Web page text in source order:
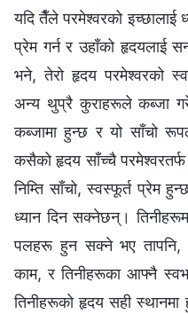
यदि तैँले परमेश्‍वरको इच्छालाई
प्रेम गर्न र उहाँको हृदयलाई
भने, तेरो हृदय परमेश्‍वरको
अन्य थुप्रै कुराहरूले कब्जा
कब्जामा हुन्छ र यो साँचो
कसैको हृदय साँच्‍चै
निम्ति साँचो, स्वस्फूर्त प्रेम
ध्यान दिन सक्‍नेछन्।
पलहरू हुन सक्‍ने भए तापनि,
काम, र तिनीहरूका आफ्नै
तिनीहरूको हृदय सही